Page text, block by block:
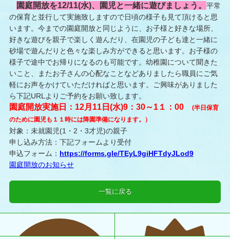
園庭開放を12/11(水)、園児と一緒に遊びましょう。 平常
の保育と並行して実施致しますので日頃の様子も見て頂けると思
います。今までの園庭開放と同じように、お子様と好きな場所、
好きな遊びを親子で楽しく遊んだり、在園児の子ども達と一緒に
砂場で遊んだりと色々な楽しみ方ができると思います。お子様の
様子で途中でお帰りになるのも可能です。幼稚園について聞きた
いこと、またお子さんの心配なことなどありましたら職員にご気
軽にお声をかけていただければと思います。ご興味がありました
ら下記URLよりご予約をお願い致します。
園庭開放実施日：12月11日(水)9：30～1１：00
(半日保育
のために園児も１１時には降園準備になります。）
対象：未就園児(1・2・3才児)の親子
申し込み方法：下記フォームより受付
申込フォーム： https://forms.gle/TEyL9giHFTdyJLod9
園庭開放のお知らせ
一覧に戻る